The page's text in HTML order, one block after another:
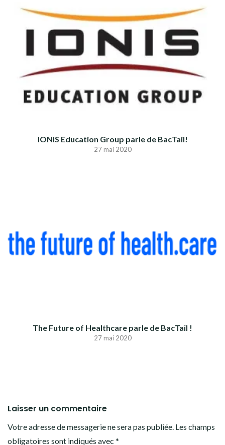
IONIS Education Group parle de BacTail!
27 mai 2020
The Future of Healthcare parle de BacTail !
27 mai 2020
Laisser un commentaire
Votre adresse de messagerie ne sera pas publiée. Les champs
obligatoires sont indiqués avec *